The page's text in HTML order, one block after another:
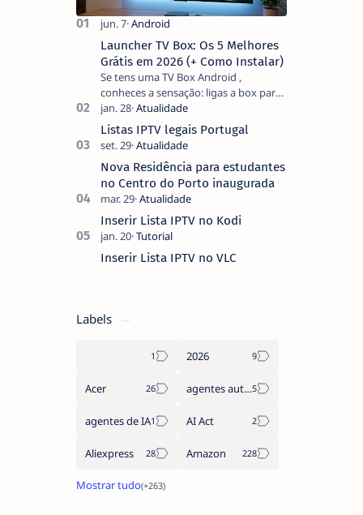
Launcher TV Box: Os 5 Melhores
Grátis em 2026 (+ Como Instalar)
Se tens uma TV Box Android ,
conheces a sensação: ligas a box para
ver um filme e o ecrã inicial está
coberto de sugestões que não
pediste, ban…
Listas IPTV legais Portugal
Nova Residência para estudantes
no Centro do Porto inaugurada
Inserir Lista IPTV no Kodi
Inserir Lista IPTV no VLC
Labels
2026
Acer agentes autónomos
agentes de IA AI Act
Aliexpress Amazon